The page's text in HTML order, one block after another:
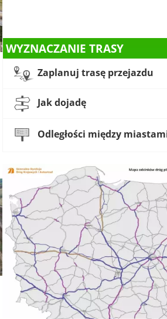
WYZNACZANIE TRASY
Zaplanuj trasę przejazdu
Jak dojadę
Odległości między